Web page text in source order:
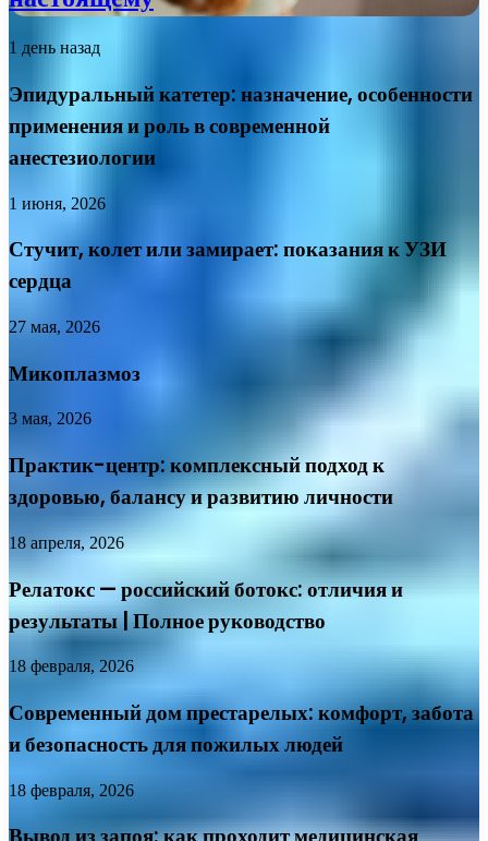
1 день назад
Эпидуральный катетер: назначение, особенности
применения и роль в современной
анестезиологии
1 июня, 2026
Стучит, колет или замирает: показания к УЗИ
сердца
27 мая, 2026
Микоплазмоз
3 мая, 2026
Практик-центр: комплексный подход к
здоровью, балансу и развитию личности
18 апреля, 2026
Релатокс — российский ботокс: отличия и
результаты | Полное руководство
18 февраля, 2026
Современный дом престарелых: комфорт, забота
и безопасность для пожилых людей
18 февраля, 2026